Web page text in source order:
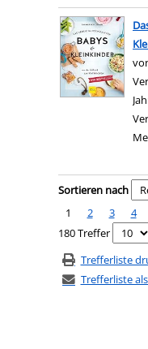
Zu den
Sortieren nach
1
2 3 4
180 Treffer
Trefferliste
Trefferliste